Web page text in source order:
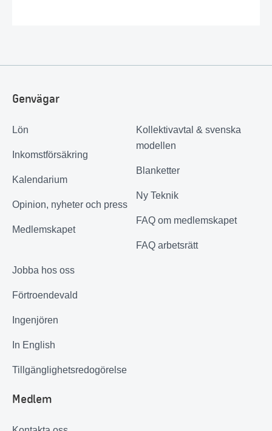
Genvägar
Lön
Inkomstförsäkring
Kalendarium
Opinion, nyheter och press
Medlemskapet
Kollektivavtal & svenska
modellen
Blanketter
Ny Teknik
FAQ om medlemskapet
FAQ arbetsrätt
Jobba hos oss
Förtroendevald
Ingenjören
In English
Tillgänglighetsredogörelse
Medlem